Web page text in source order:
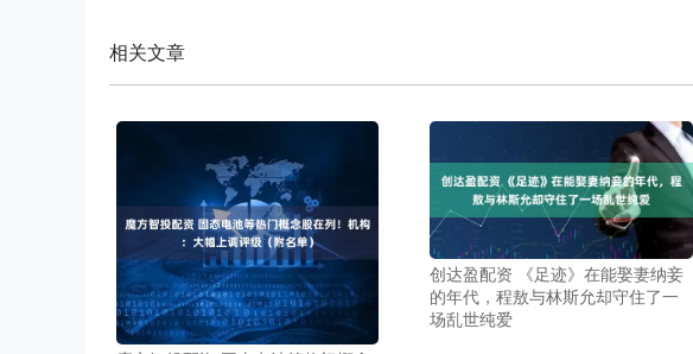
相关文章
创达盈配资 《足迹》在能娶妻纳妾
的年代，程敖与林斯允却守住了一
场乱世纯爱